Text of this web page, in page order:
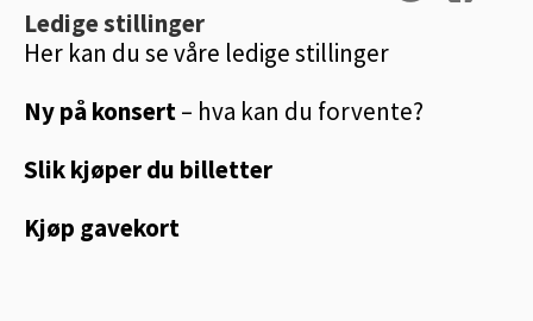
Ledige stillinger
Her kan du se våre ledige stillinger
Ny på konsert– hva kan du forvente?
Slik kjøper du billetter
Kjøp gavekort